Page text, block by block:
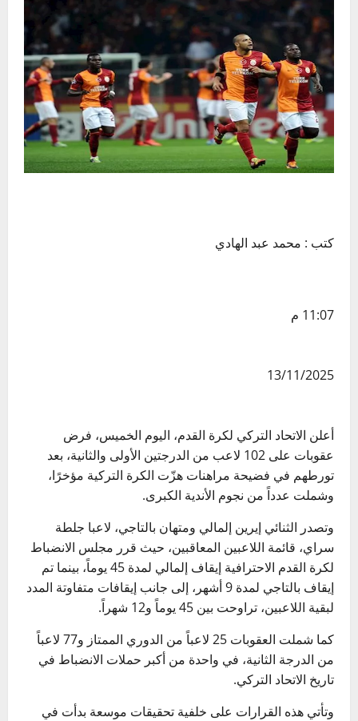
كتب : محمد عبد الهادي
11:07 م
13/11/2025
أعلن الاتحاد التركي لكرة القدم، اليوم الخميس، فرض
عقوبات على 102 لاعب من الدرجتين الأولى والثانية، بعد
تورطهم في فضيحة مراهنات هزّت الكرة التركية مؤخرًا،
وشملت عدداً من نجوم الأندية الكبرى.
وتصدر الثنائي إيرين إلمالي ومتهان بالتاجي، لاعبا جلطة
سراي، قائمة اللاعبين المعاقبين، حيث قرر مجلس الانضباط
لكرة القدم الاحترافية إيقاف إلمالي لمدة 45 يوماً، بينما تم
إيقاف بالتاجي لمدة 9 أشهر، إلى جانب إيقافات متفاوتة المدد
لبقية اللاعبين، تراوحت بين 45 يوماً و12 شهراً.
كما شملت العقوبات 25 لاعباً من الدوري الممتاز و77 لاعباً
من الدرجة الثانية، في واحدة من أكبر حملات الانضباط في
تاريخ الاتحاد التركي.
وتأتي هذه القرارات على خلفية تحقيقات موسعة بدأت في